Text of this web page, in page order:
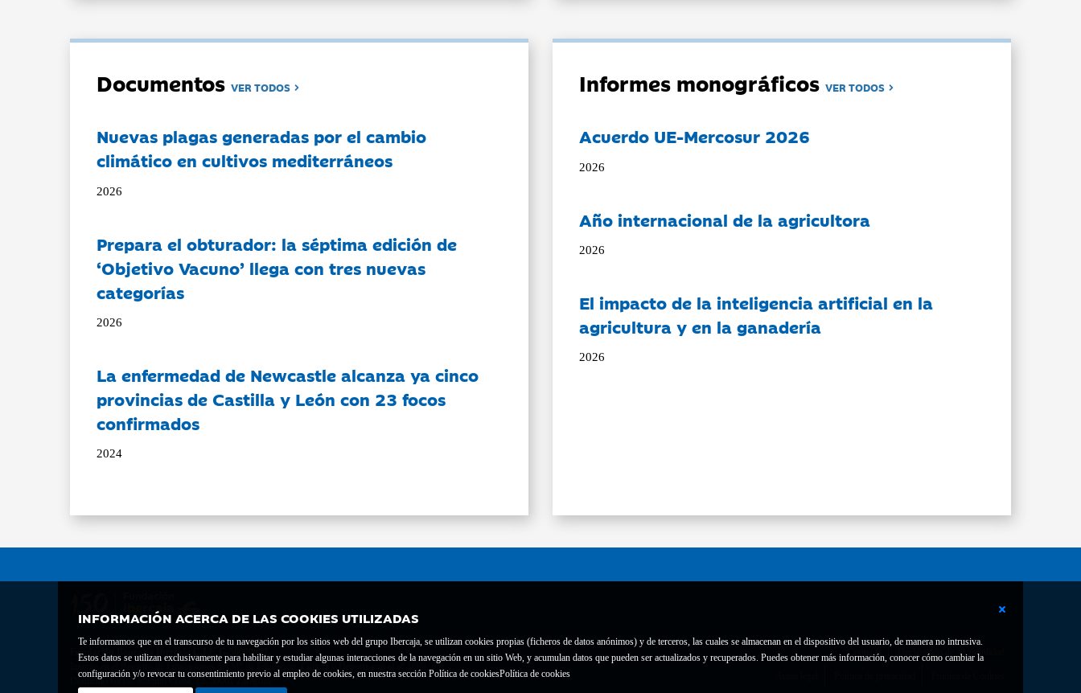
INFORMACIÓN ACERCA DE LAS COOKIES UTILIZADAS
Te informamos que en el transcurso de tu navegación por los sitios web del grupo Ibercaja, se utilizan cookies propias (ficheros de datos anónimos) y de terceros, las cuales se almacenan en el dispositivo del usuario, de manera no intrusiva.
Estos datos se utilizan exclusivamente para habilitar y estudiar algunas interacciones de la navegación en un sitio Web, y acumulan datos que pueden ser actualizados y recuperados. Puedes obtener más información, conocer cómo cambiar la
configuración y/o revocar tu consentimiento previo al empleo de cookies, en nuestra sección Política de cookiesPolítica de cookies
DocumentosVER TODOS
Nuevas plagas generadas por el cambio
climático en cultivos mediterráneos
2026
Prepara el obturador: la séptima edición de
‘Objetivo Vacuno’ llega con tres nuevas
categorías
2026
La enfermedad de Newcastle alcanza ya cinco
provincias de Castilla y León con 23 focos
confirmados
2024
Informes monográficosVER TODOS
Acuerdo UE-Mercosur 2026
2026
Año internacional de la agricultora
2026
El impacto de la inteligencia artificial en la
agricultura y en la ganadería
2026
Fundación Bancaria Ibercaja C.I.F. G-50000652.
Inscrita en el Registro de Fundaciones del Mº de Educación, Cultura y Deporte con el nº 1689.
Domicilio social: Joaquín Costa, 13. 50001 Zaragoza.
Contacto Declaración de accesibilidad